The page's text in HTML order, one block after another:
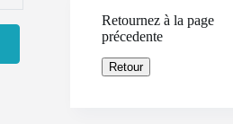
Retournez à la page
précedente